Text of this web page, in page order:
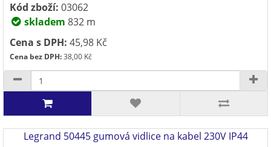
Kód zboží: 03062
skladem 832 m
Cena s DPH: 45,98 Kč
Cena bez DPH:38,00 Kč
Legrand 50445 gumová vidlice na kabel 230V IP44